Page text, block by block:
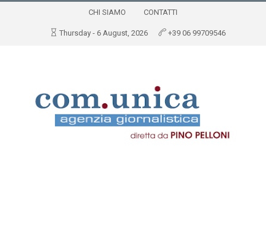
CHI SIAMO CONTATTI
Thursday - 6 August, 2026 +39 06 99709546